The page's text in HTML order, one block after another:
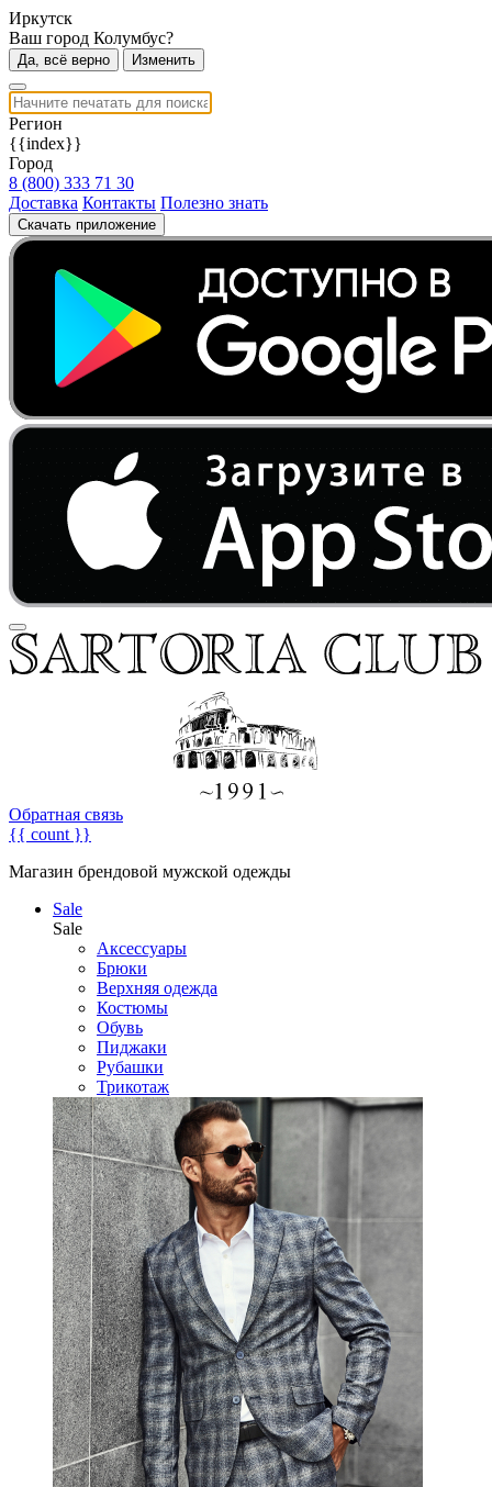
Иркутск
Ваш город Колумбус?
Да, всё верно Изменить
Регион
{{index}}
Город
8 (800) 333 71 30
Доставка Контакты Полезно знать
Скачать приложение
Обратная связь
{{ count }}
Магазин брендовой мужской одежды
Sale
Sale
Аксессуары
Брюки
Верхняя одежда
Костюмы
Обувь
Пиджаки
Рубашки
Трикотаж